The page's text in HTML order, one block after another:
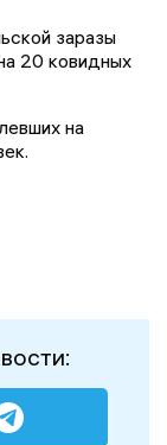
заразы
20 ковидных
на